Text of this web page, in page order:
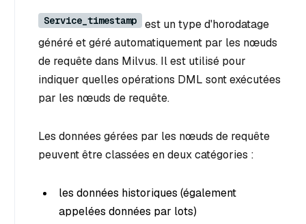
Service_timestamp
est un type d'horodatage
généré et géré automatiquement par les nœuds
de requête dans Milvus. Il est utilisé pour
indiquer quelles opérations DML sont exécutées
par les nœuds de requête.
Les données gérées par les nœuds de requête
peuvent être classées en deux catégories :
les données historiques (également
appelées données par lots)